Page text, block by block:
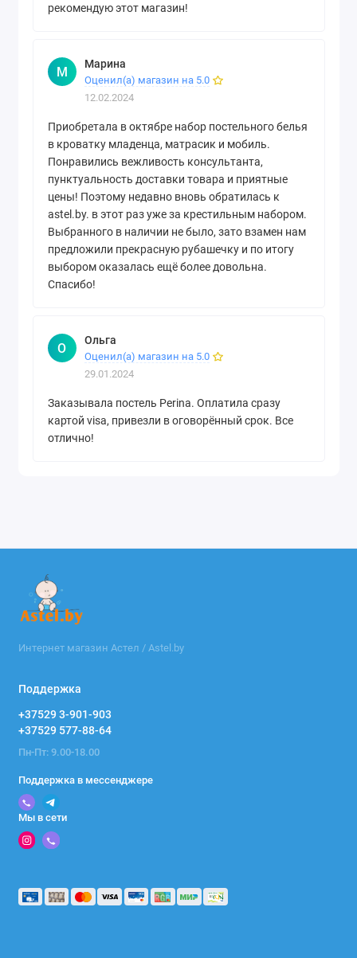
рекомендую этот магазин!
М Марина
Оценил(а) магазин на 5.0
12.02.2024
Приобретала в октябре набор постельного белья
в кроватку младенца, матрасик и мобиль.
Понравились вежливость консультанта,
пунктуальность доставки товара и приятные
цены! Поэтому недавно вновь обратилась к
astel.by. в этот раз уже за крестильным набором.
Выбранного в наличии не было, зато взамен нам
предложили прекрасную рубашечку и по итогу
выбором оказалась ещё более довольна.
Спасибо!
О Ольга
Оценил(а) магазин на 5.0
29.01.2024
Заказывала постель Perina. Оплатила сразу
картой visa, привезли в оговорённый срок. Все
отлично!
Интернет магазин Астел / Astel.by
Поддержка
+37529 3-901-903
+37529 577-88-64
Пн-Пт: 9.00-18.00
Поддержка в мессенджере
Мы в сети